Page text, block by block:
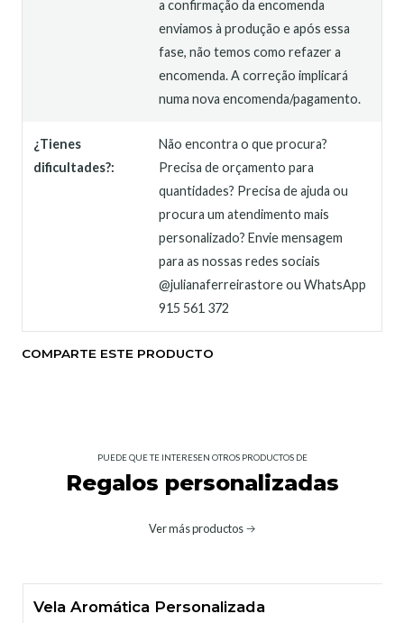
a confirmação da encomenda
enviamos à produção e após essa
fase, não temos como refazer a
encomenda. A correção implicará
numa nova encomenda/pagamento.
¿Tienes
dificultades?:
Não encontra o que procura?
Precisa de orçamento para
quantidades? Precisa de ajuda ou
procura um atendimento mais
personalizado? Envie mensagem
para as nossas redes sociais
@julianaferreirastore ou WhatsApp
915 561 372
COMPARTE ESTE PRODUCTO
PUEDE QUE TE INTERESEN OTROS PRODUCTOS DE
Regalos personalizadas
Ver más productos
Vela Aromática Personalizada